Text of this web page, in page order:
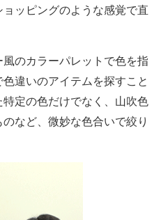
ッピングのような感覚で直
のカラーパレットで色を指
違いのアイテムを探すこと
定の色だけでなく、山吹色
など、微妙な色合いで絞り